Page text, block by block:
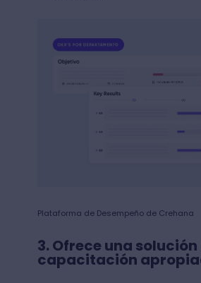
Plataforma de Desempeño de Crehana
3. Ofrece una solución
capacitación